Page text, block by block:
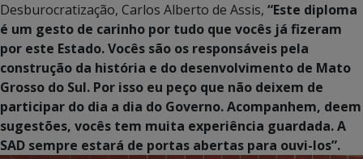
Desburocratização, Carlos Alberto de Assis, “Este diploma
é um gesto de carinho por tudo que vocês já fizeram
por este Estado. Vocês são os responsáveis pela
construção da história e do desenvolvimento de Mato
Grosso do Sul. Por isso eu peço que não deixem de
participar do dia a dia do Governo. Acompanhem, deem
sugestões, vocês tem muita experiência guardada. A
SAD sempre estará de portas abertas para ouvi-los”.